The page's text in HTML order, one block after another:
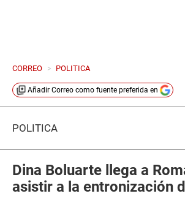
CORREO > POLITICA
Añadir Correo como fuente preferida en
POLÍTICA
Dina Boluarte llega a
asistir a la entronización